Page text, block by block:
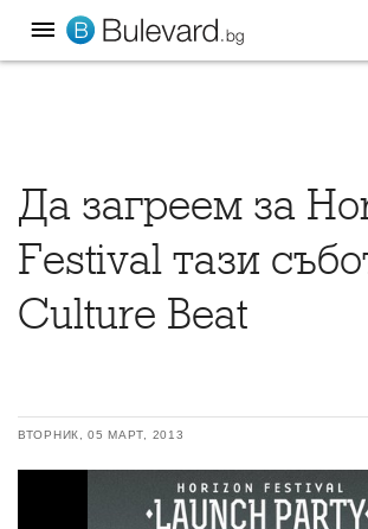
Да загреем за
Festival тази
Culture Beat
ВТОРНИК, 05 МАРТ, 2013